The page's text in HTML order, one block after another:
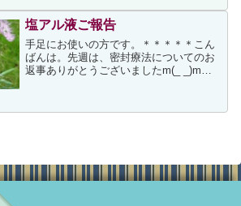
そく使ってみて、今までの状況をお知ら
せしたく、メールさせてい...
塩アル液ご報告
手足にお使いの方です。＊＊＊＊＊こん
ばんは。先週は、密封療法についてのお
返事ありがとうございましたm(_ _)m空
のかと思っていたのが、間違いでした。